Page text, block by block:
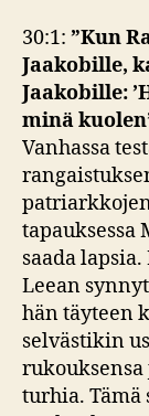
30:1: ”Kun
Jaakobille,
Jaakobille:
minä
Vanhassa
tapauksessa
saada
Leean
hän täyteen
selvästikin
turhia.